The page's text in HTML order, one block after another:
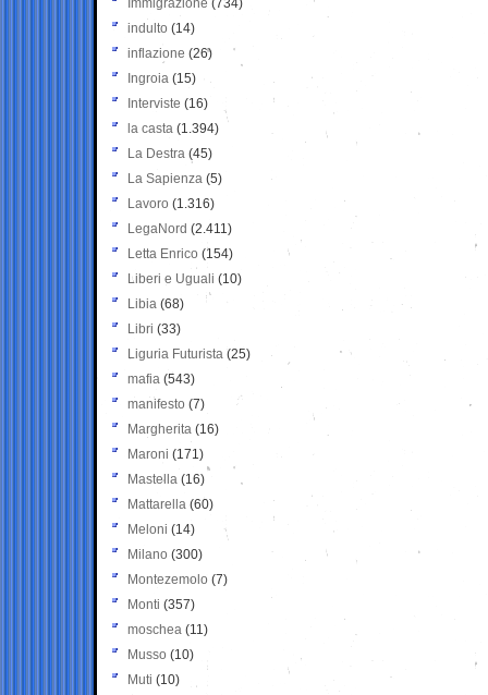
Immigrazione (734)
indulto (14)
inflazione (26)
Ingroia (15)
Interviste (16)
la casta (1.394)
La Destra (45)
La Sapienza (5)
Lavoro (1.316)
LegaNord (2.411)
Letta Enrico (154)
Liberi e Uguali (10)
Libia (68)
Libri (33)
Liguria Futurista (25)
mafia (543)
manifesto (7)
Margherita (16)
Maroni (171)
Mastella (16)
Mattarella (60)
Meloni (14)
Milano (300)
Montezemolo (7)
Monti (357)
moschea (11)
Musso (10)
Muti (10)